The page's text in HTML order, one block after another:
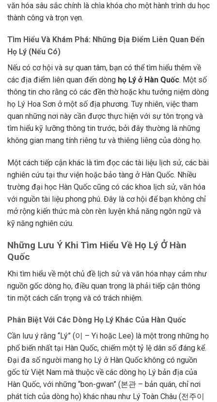
văn hóa sâu sắc chính là chìa khóa cho một hành trình du học
thành công và trọn vẹn.
Tìm Hiểu Và Khám Phá: Những Địa Điểm Liên Quan Đến
Họ Lý (Nếu Có)
Nếu có cơ hội và sự quan tâm, bạn có thể tìm hiểu thêm về
các địa điểm liên quan đến dòng họ Lý ở Hàn Quốc. Một số
thông tin cho rằng có các đền thờ hoặc khu tưởng niệm dòng
họ Lý Hoa Sơn ở một số địa phương. Tuy nhiên, việc tham
quan những nơi này cần được thực hiện với sự tôn trọng và
tìm hiểu kỹ lưỡng thông tin trước, bởi đây thường là những
không gian mang tính riêng tư và thiêng liêng của dòng họ.
Một cách tiếp cận khác là tìm đọc các tài liệu lịch sử, các bài
nghiên cứu tại thư viện hoặc bảo tàng ở Hàn Quốc. Nhiều
trường đại học Hàn Quốc cũng có các khoa lịch sử, văn hóa
với nguồn tài liệu phong phú. Đây là cơ hội để bạn không chỉ
mở rộng kiến thức mà còn rèn luyện khả năng ngôn ngữ và
kỹ năng nghiên cứu.
Những Lưu Ý Khi Tìm Hiểu Về Họ Lý Ở Hàn
Quốc
Khi tìm hiểu về một chủ đề lịch sử và văn hóa nhạy cảm như
nguồn gốc dòng họ, điều quan trọng là phải tiếp cận thông
tin một cách cẩn trọng và có trách nhiệm.
Phân Biệt Với Các Dòng Họ Lý Khác Của Hàn Quốc
Cần lưu ý rằng “Lý” (이 – Yi hoặc Lee) là một trong những họ
phổ biến nhất tại Hàn Quốc, chiếm một tỷ lệ dân số đáng kể.
Đại đa số người mang họ Lý ở Hàn Quốc không có nguồn
gốc từ Việt Nam mà thuộc về các dòng họ Lý bản địa của
Hàn Quốc, với những “bon-gwan” (본관 – bản quán, chỉ nơi
phát tích của dòng họ) khác nhau như Lý Toàn Châu (전주이